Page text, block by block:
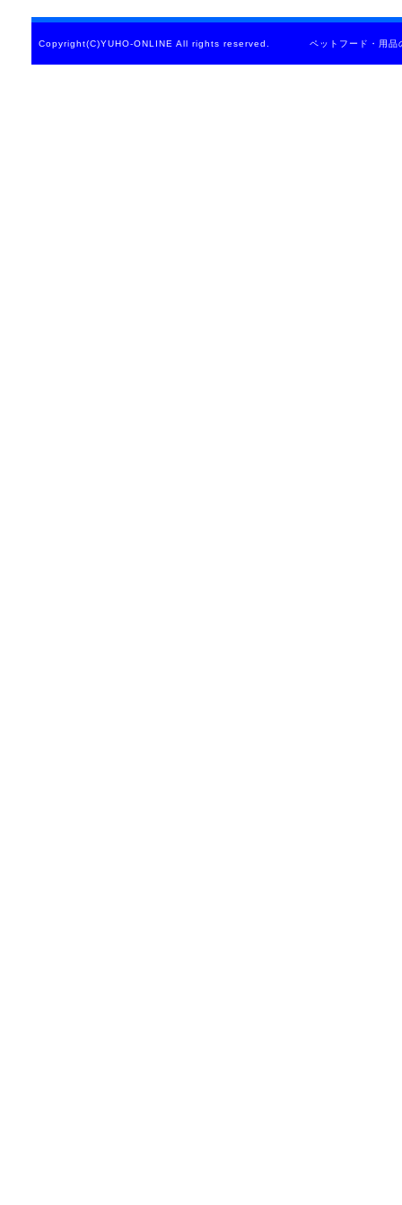
Copyright(C)YUHO-ONLINE All rights reserved. ペットフード・用品